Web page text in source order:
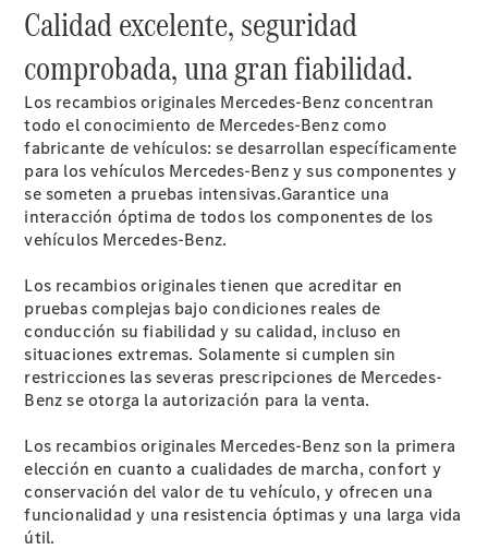
movilidad
Control de
vehículos
Calidad
Mercedes-
Benz
Soluciones
Digitales -
Mercedes
Me
Contratos
Recambios,
accesorios
y boutique
Certificados y
homologaciones
Calidad excelente, seguridad
comprobada, una gran fiabilidad.
Los recambios originales Mercedes-Benz concentran
todo el conocimiento de Mercedes-Benz como
fabricante de vehículos: se desarrollan específicamente
para los vehículos Mercedes-Benz y sus componentes y
se someten a pruebas intensivas.Garantice una
interacción óptima de todos los componentes de los
vehículos Mercedes-Benz.
Los recambios originales tienen que acreditar en
pruebas complejas bajo condiciones reales de
conducción su fiabilidad y su calidad, incluso en
situaciones extremas. Solamente si cumplen sin
restricciones las severas prescripciones de Mercedes-
Benz se otorga la autorización para la venta.
Los recambios originales Mercedes-Benz son la primera
elección en cuanto a cualidades de marcha, confort y
conservación del valor de tu vehículo, y ofrecen una
funcionalidad y una resistencia óptimas y una larga vida
útil.